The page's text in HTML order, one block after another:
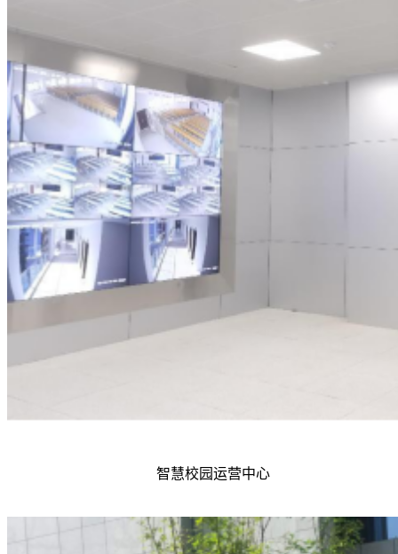
智慧校园运营中心